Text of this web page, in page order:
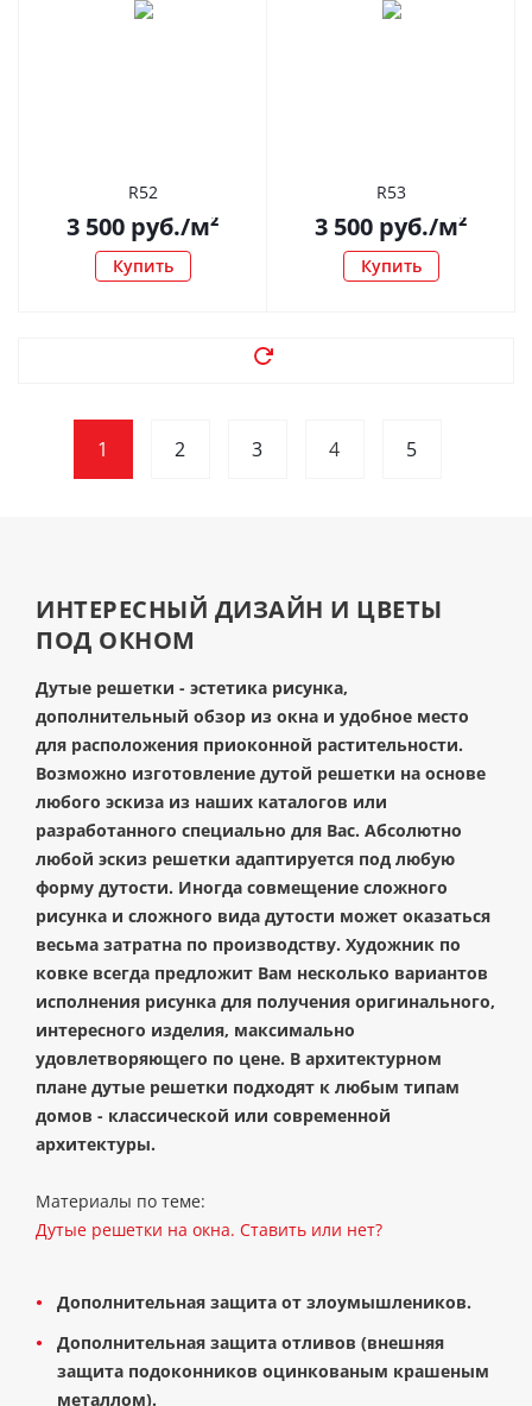
R52
3 500 руб./м²
Купить
R53
3 500 руб./м²
Купить
1 2 3 4 5
ИНТЕРЕСНЫЙ ДИЗАЙН И ЦВЕТЫ
ПОД ОКНОМ
Дутые решетки - эстетика рисунка,
дополнительный обзор из окна и удобное место
для расположения приоконной растительности.
Возможно изготовление дутой решетки на основе
любого эскиза из наших каталогов или
разработанного специально для Вас. Абсолютно
любой эскиз решетки адаптируется под любую
форму дутости. Иногда совмещение сложного
рисунка и сложного вида дутости может оказаться
весьма затратна по производству. Художник по
ковке всегда предложит Вам несколько вариантов
исполнения рисунка для получения оригинального,
интересного изделия, максимально
удовлетворяющего по цене. В архитектурном
плане дутые решетки подходят к любым типам
домов - классической или современной
архитектуры.
Материалы по теме:
Дутые решетки на окна. Ставить или нет?
Дополнительная защита от злоумышлеников.
Дополнительная защита отливов (внешняя
защита подоконников оцинкованым крашеным
металлом).